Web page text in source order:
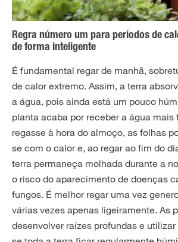
Regra número um para períodos de
de forma inteligente
É fundamental regar de manhã,
de calor extremo. Assim, a terra
a água, pois ainda está um pouco
planta acaba por receber a água mais
regasse à hora do almoço, as folhas
se com o calor e, ao regar ao fim do
terra permaneça molhada durante a
o risco do aparecimento de doenças
fungos. É melhor regar uma vez
várias vezes apenas ligeiramente. As
desenvolver raízes profundas e utilizar